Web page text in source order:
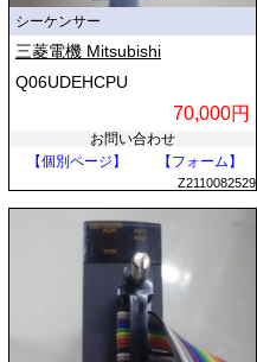
シーケンサー
三菱電機 Mitsubishi
Q06UDEHCPU
70,000円
お問い合わせ
【個別ページ】
【フォーム】
Z2110082529